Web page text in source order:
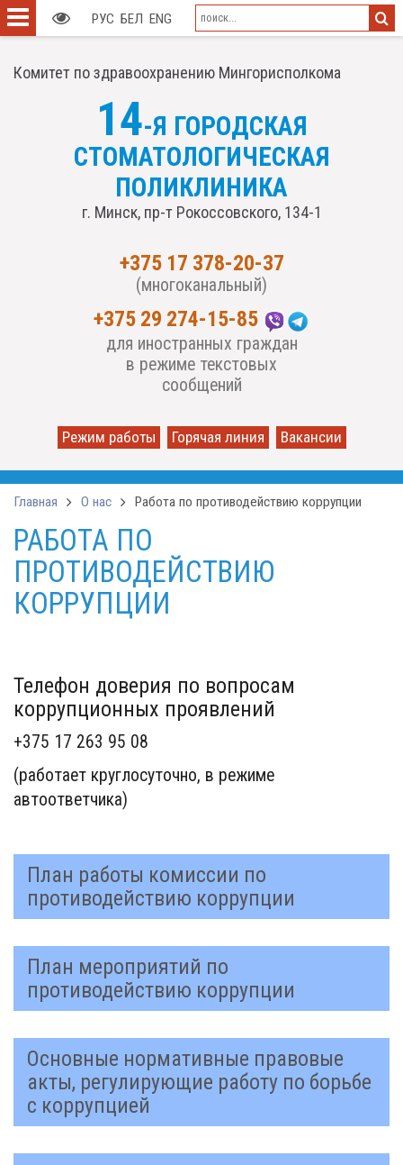
Комитет по здравоохранению Мингорисполкома
14-Я ГОРОДСКАЯ
СТОМАТОЛОГИЧЕСКАЯ
ПОЛИКЛИНИКА
г. Минск, пр-т Рокоссовского, 134-1
+375 17 378-20-37
(многоканальный)
+375 29 274-15-85
для иностранных граждан
в режиме текстовых
сообщений
РУС БЕЛ ENG
Режим работы Горячая линия Вакансии
Главная О нас Работа по противодействию коррупции
РАБОТА ПО
ПРОТИВОДЕЙСТВИЮ
КОРРУПЦИИ
Телефон доверия по вопросам
коррупционных проявлений
+375 17 263 95 08
(работает круглосуточно, в режиме
автоответчика)
План работы комиссии по
противодействию коррупции
План мероприятий по
противодействию коррупции
Основные нормативные правовые
акты, регулирующие работу по борьбе
с коррупцией